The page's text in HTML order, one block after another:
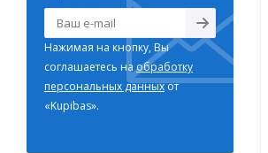
Нажимая на кнопку, Вы
соглашаетесь наобработку
персональных данныхот
«Kupibas».